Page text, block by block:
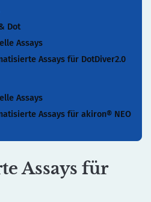
Dot
Assays
Assays für DotDiver2.0
Assays
Assays für akiron® NEO
Assays für